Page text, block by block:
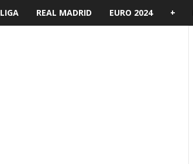
LIGA REAL MADRID EURO 2024 +